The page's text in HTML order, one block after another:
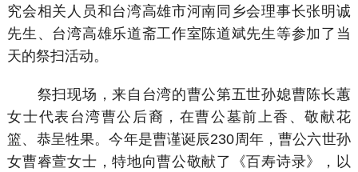
究会相关人员和台湾高雄市河南同乡会理事长张明诚
先生、台湾高雄乐道斋工作室陈道斌先生等参加了当
天的祭扫活动。
祭扫现场，来自台湾的曹公第五世孙媳曹陈长蕙
女士代表台湾曹公后裔，在曹公墓前上香、敬献花
篮、恭呈牲果。今年是曹谨诞辰230周年，曹公六世孙
女曹睿萱女士，特地向曹公敬献了《百寿诗录》，以